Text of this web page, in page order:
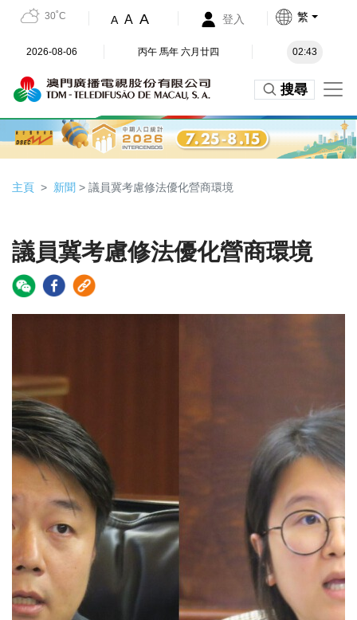
30˚C A A A 登入 繁
2026-08-06 丙午 馬年 六月廿四 02:43
搜尋
主頁 新聞 > 議員冀考慮修法優化營商環境
議員冀考慮修法優化營商環境